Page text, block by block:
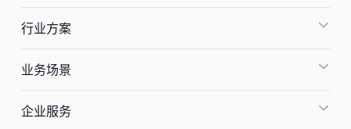
行业方案
业务场景
企业服务